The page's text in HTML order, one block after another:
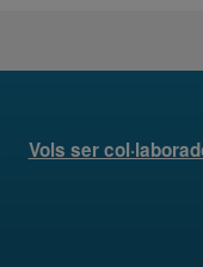
Vols ser